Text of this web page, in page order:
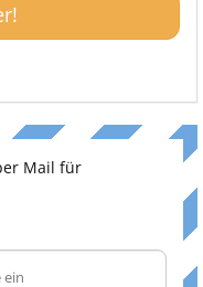
Mail für